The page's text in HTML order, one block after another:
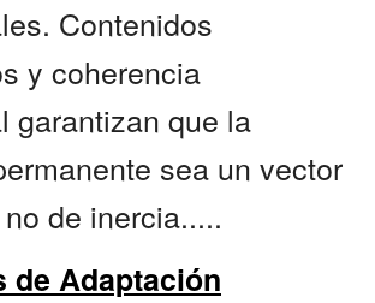
Contenidos
y coherencia
garantizan que la
sea un vector
de inercia.....
de Adaptación